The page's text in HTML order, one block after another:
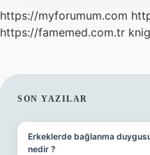
https://myforumum.com
https://famemed.com.tr
SIDEBAR
SON YAZILAR
Erkeklerde bağlanma
nedir ?